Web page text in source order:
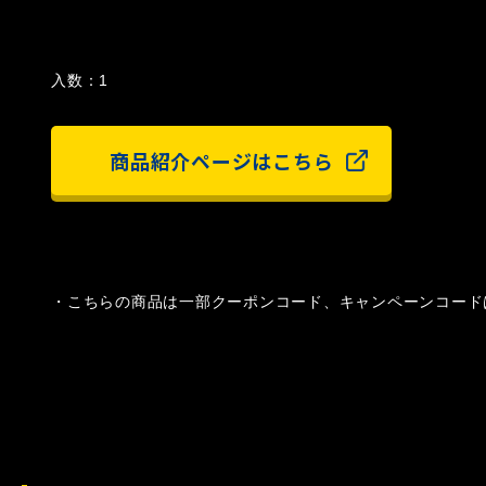
入数：1
商品紹介ページはこちら
・こちらの商品は一部クーポンコード、キャンペーンコー